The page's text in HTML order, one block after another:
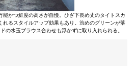
能かつ鮮度の高さが自慢。ひざ下長め丈のタイトスカ
れるスタイルアップ効果もあり。渋めのグリーンが落
の水玉ブラウス合わせも浮かずに取り入れられる。